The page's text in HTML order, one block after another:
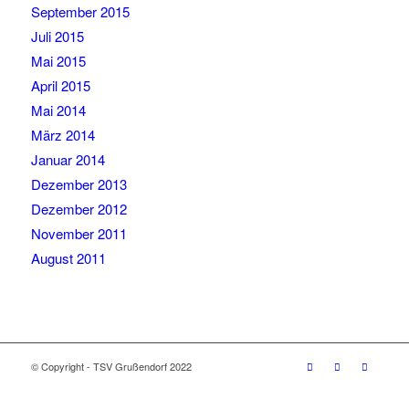
September 2015
Juli 2015
Mai 2015
April 2015
Mai 2014
März 2014
Januar 2014
Dezember 2013
Dezember 2012
November 2011
August 2011
© Copyright - TSV Grußendorf 2022